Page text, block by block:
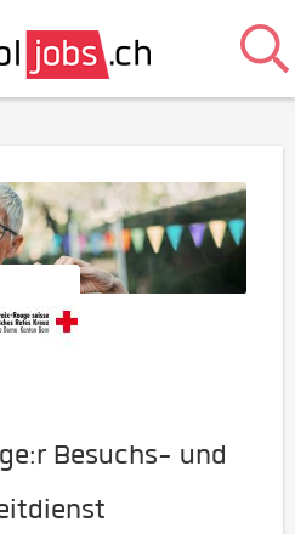
Besuchs- und